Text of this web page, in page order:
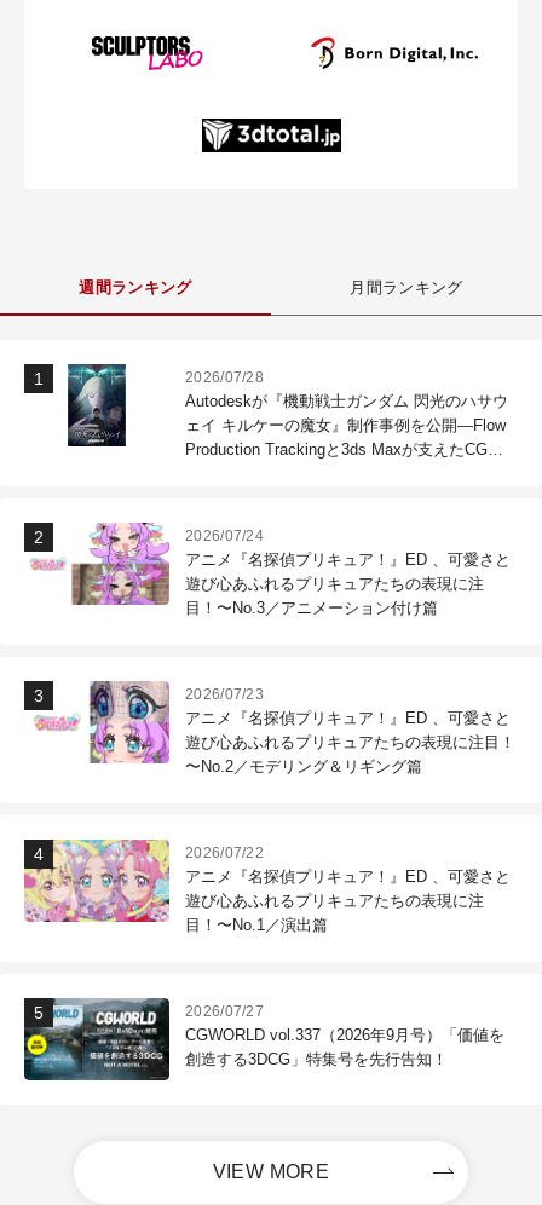
週間ランキング 月間ランキング
2026/07/28
Autodeskが『機動戦士ガンダム 閃光のハサウ
ェイ キルケーの魔女』制作事例を公開―Flow
Production Trackingと3ds Maxが支えたCG制
2026/07/24
アニメ『名探偵プリキュア！』ED 、可愛さと
遊び心あふれるプリキュアたちの表現に注
目！〜No.3／アニメーション付け篇
2026/07/23
アニメ『名探偵プリキュア！』ED 、可愛さと
遊び心あふれるプリキュアたちの表現に注目！
〜No.2／モデリング＆リギング篇
2026/07/22
アニメ『名探偵プリキュア！』ED 、可愛さと
遊び心あふれるプリキュアたちの表現に注
目！〜No.1／演出篇
2026/07/27
CGWORLD vol.337（2026年9月号）「価値を
創造する3DCG」特集号を先行告知！
VIEW MORE